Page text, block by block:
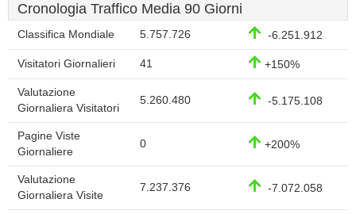
Cronologia Traffico Media 90 Giorni
Classifica Mondiale 5.757.726 -6.251.912
Visitatori Giornalieri 41 +150%
Valutazione
Giornaliera Visitatori
5.260.480 -5.175.108
Pagine Viste
Giornaliere
0 +200%
Valutazione
Giornaliera Visite
7.237.376 -7.072.058